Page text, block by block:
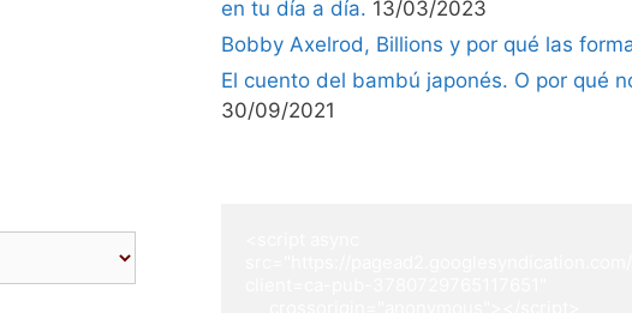
en tu día a día. 13/03/2023
Bobby Axelrod, Billions y por qué las
El cuento del bambú japonés. O por qué
30/09/2021